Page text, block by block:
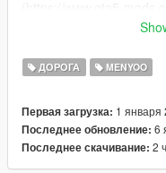
gameconfig --
(https://www.gta5-
Required
HeapAdjuster
ДОРОГА MENYOO
Первая загрузка: 1 января
Последнее обновление: 6
Последнее скачивание: 2